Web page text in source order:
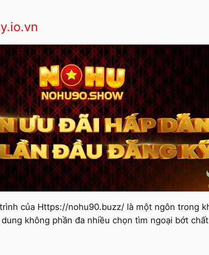
của Https://nohu90.buzz/ là một ngôn trong
không phần đa nhiều chọn tìm ngoại bớt